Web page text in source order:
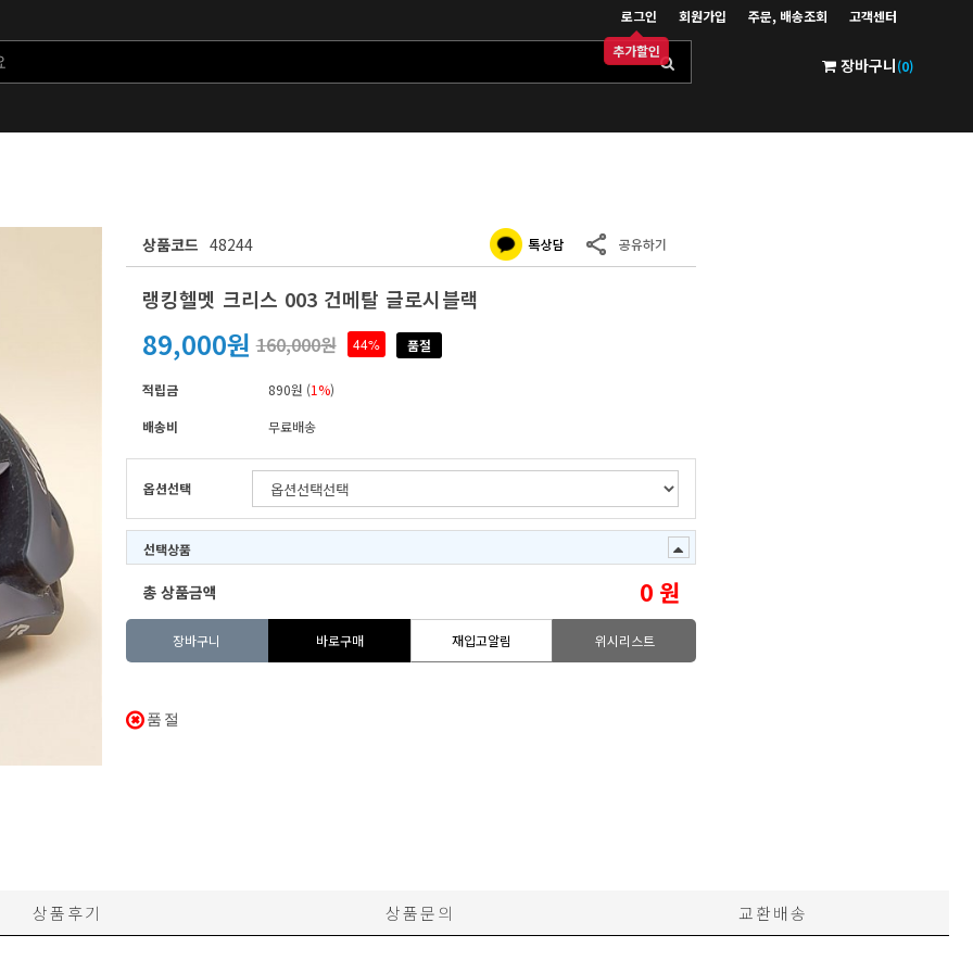
추가할인
로그인 회원가입 주문, 배송조회 고객센터
장바구니(0)
상품코드 48244
랭킹헬멧 크리스 003 건메탈 글로시블랙
89,000원 160,000원 44% 품절
적립금 890원 (1%)
배송비
무료배송
옵션선택
선택상품
총 상품금액 0원
장바구니 바로구매 재입고알림 위시리스트
품절
상품후기 상품문의 교환배송